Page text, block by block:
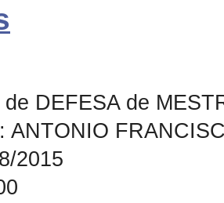
DEFESA de
ANTONIO
2015